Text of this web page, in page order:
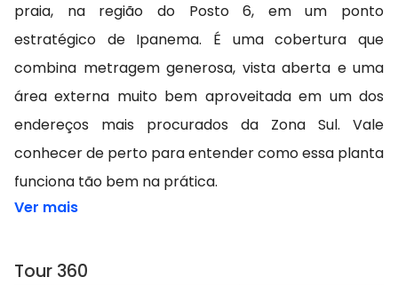
praia, na região do Posto 6, em um ponto
estratégico de Ipanema. É uma cobertura que
combina metragem generosa, vista aberta e uma
área externa muito bem aproveitada em um dos
endereços mais procurados da Zona Sul. Vale
conhecer de perto para entender como essa planta
funciona tão bem na prática.
Ver mais
Tour 360